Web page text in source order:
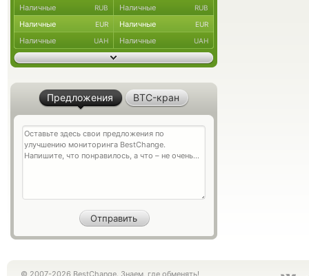
Наличные RUB Наличные RUB
Наличные EUR Наличные EUR
Наличные UAH Наличные UAH
Предложения BTC-кран
© 2007-2026 BestChange. Знаем, где обменять!